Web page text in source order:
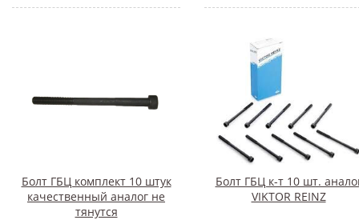
Болт ГБЦ комплект 10 штук
качественный аналог не
тянутся
Болт ГБЦ к-т 10 шт.
VIKTOR REINZ